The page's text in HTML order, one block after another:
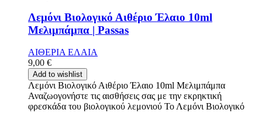
Λεμόνι Βιολογικό Αιθέριο Έλαιο 10ml
Μελιμπάμπα | Passas
ΑΙΘΕΡΙΑ ΕΛΑΙΑ
9,00 €
Add to wishlist
Λεμόνι Βιολογικό Αιθέριο Έλαιο 10ml Μελιμπάμπα
Αναζωογονήστε τις αισθήσεις σας με την εκρηκτική
φρεσκάδα του βιολογικού λεμονιού Το Λεμόνι Βιολογικό